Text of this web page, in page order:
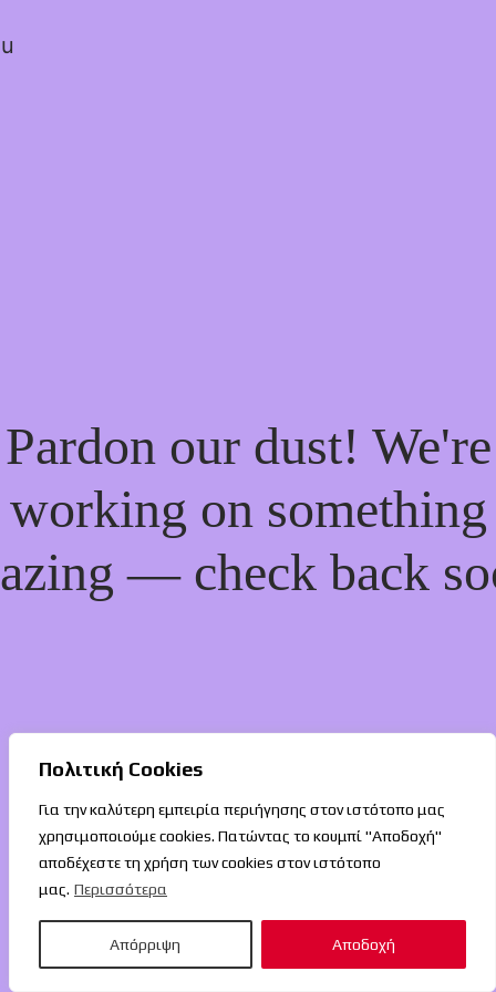
Πολιτική Cookies
Για την καλύτερη εμπειρία περιήγησης στον ιστότοπο μας
χρησιμοποιούμε cookies. Πατώντας το κουμπί "Αποδοχή"
αποδέχεστε τη χρήση των cookies στον ιστότοπο
μας. Περισσότερα
Απόρριψη Αποδοχή
Pardon our dust! We're
working on something
— check back